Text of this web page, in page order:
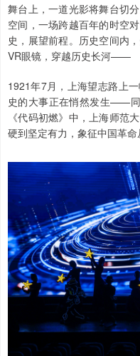
舞台上，一道光影将舞台切
空间，一场跨越百年的时空
史，展望前程。历史空间内
VR眼镜，穿越历史长河——
1921年7月，上海望志路上
史的大事正在悄然发生——同
《代码初燃》中，上海师范
硬到坚定有力，象征中国革命